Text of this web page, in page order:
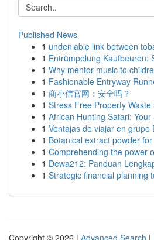
Published News
1 undeniable link between
1 Entrümpelung Kaufbeuren:
1 Why mentor music to
1 Fashionable Entryway
1 商小信官网：安全吗？
1 Stress Free Property
1 African Hunting Safari:
1 Ventajas de viajar en grupo
1 Botanical extract powder
1 Comprehending the power
1 Dewa212: Panduan
1 Strategic financial planning
Copyright © 2026 | Advanced Search |